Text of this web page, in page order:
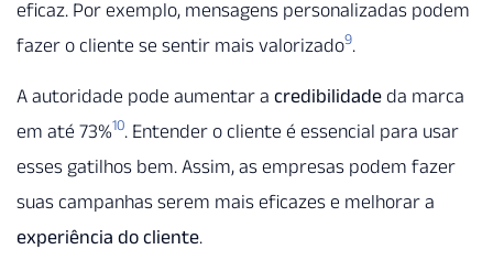
eficaz. Por exemplo, mensagens personalizadas podem
fazer o cliente se sentir mais valorizado9.
A autoridade pode aumentar a credibilidade da marca
em até 73%10. Entender o cliente é essencial para usar
esses gatilhos bem. Assim, as empresas podem fazer
suas campanhas serem mais eficazes e melhorar a
experiência do cliente.